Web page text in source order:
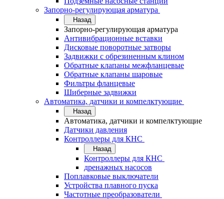
Запорно-регулирующая арматура
Назад
Запорно-регулирующая арматура
Антивибрационные вставки
Дисковые поворотные затворы
Задвижки с обрезиненным клином
Обратные клапаны межфланцевые
Обратные клапаны шаровые
Фильтры фланцевые
Шиберные задвижки
Автоматика, датчики и компелктующие
Назад
Автоматика, датчики и компелктующие
Датчики давления
Контроллеры для КНС
Назад
Контроллеры для КНС
дренажных насосов
Поплавковые выключатели
Устройства плавного пуска
Частотные преобразователи